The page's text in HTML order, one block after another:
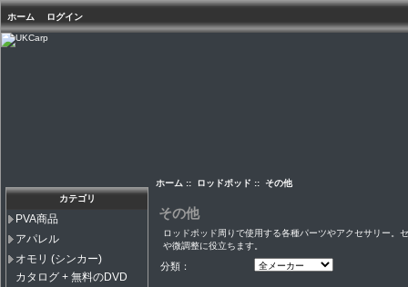
ホーム ログイン
カテゴリ
PVA商品
アパレル
オモリ (シンカー)
カタログ + 無料のDVD
ホーム :: ロッドポッド :: その他
その他
ロッドポッド周りで使用する各種パーツやアクセサリー。
や微調整に役立ちます。
分類：